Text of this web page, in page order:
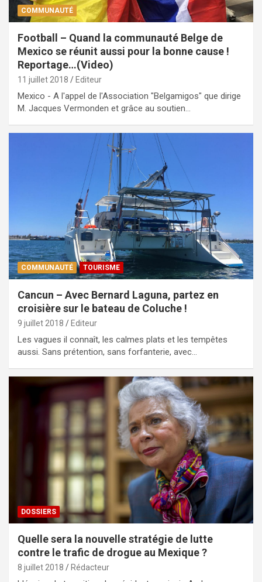
COMMUNAUTÉ
Football – Quand la communauté Belge de
Mexico se réunit aussi pour la bonne cause !
Reportage…(Video)
11 juillet 2018 Editeur
Mexico - A l'appel de l'Association "Belgamigos" que dirige
M. Jacques Vermonden et grâce au soutien…
COMMUNAUTÉ TOURISME
Cancun – Avec Bernard Laguna, partez en
croisière sur le bateau de Coluche !
9 juillet 2018 Editeur
Les vagues il connaît, les calmes plats et les tempêtes
aussi. Sans prétention, sans forfanterie, avec…
DOSSIERS
Quelle sera la nouvelle stratégie de lutte
contre le trafic de drogue au Mexique ?
8 juillet 2018 Rédacteur